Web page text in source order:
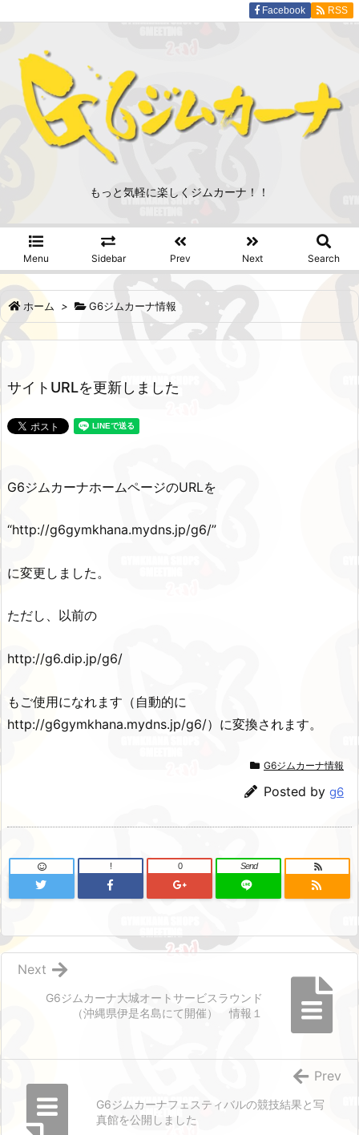
もっと気軽に楽しくジムカーナ！！
Menu Sidebar Prev Next Search
Facebook RSS
ホーム > G6ジムカーナ情報
サイトURLを更新しました
G6ジムカーナホームページのURLを
“http://g6gymkhana.mydns.jp/g6/”
に変更しました。
ただし、以前の
http://g6.dip.jp/g6/
もご使用になれます（自動的に
http://g6gymkhana.mydns.jp/g6/）に変換されます。
G6ジムカーナ情報
Posted by g6
! 0 Send
G6ジムカーナ大城オートサービスラウンド
（沖縄県伊是名島にて開催） 情報１
Next
G6ジムカーナフェスティバルの競技結果と写
真館を公開しました
Prev